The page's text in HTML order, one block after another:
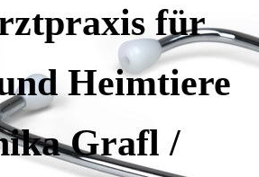
für
Heimtiere
Grafl /